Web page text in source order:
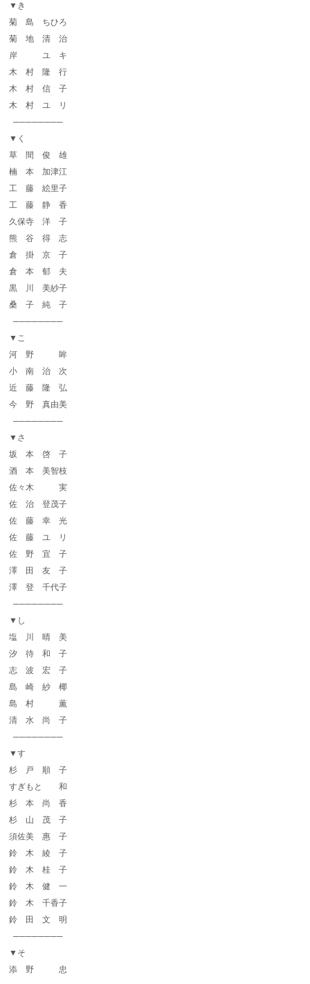
▼き
菊 島 ちひろ
菊 地 清 治
岸 ユ キ
木 村 隆 行
木 村 信 子
木 村 ユ リ
────────
▼く
草 間 俊 雄
楠 本 加津江
工 藤 絵里子
工 藤 静 香
久保寺 洋 子
熊 谷 得 志
倉 掛 京 子
倉 本 郁 夫
黒 川 美紗子
桑 子 純 子
────────
▼こ
河 野 眸
小 南 治 次
近 藤 隆 弘
今 野 真由美
────────
▼さ
坂 本 啓 子
酒 本 美智枝
佐々木 実
佐 治 登茂子
佐 藤 幸 光
佐 藤 ユ リ
佐 野 宜 子
澤 田 友 子
澤 登 千代子
────────
▼し
塩 川 晴 美
汐 待 和 子
志 波 宏 子
島 崎 紗 椰
島 村 薫
清 水 尚 子
────────
▼す
杉 戸 順 子
すぎもと 和
杉 本 尚 香
杉 山 茂 子
須佐美 惠 子
鈴 木 綾 子
鈴 木 桂 子
鈴 木 健 一
鈴 木 千香子
鈴 田 文 明
────────
▼そ
添 野 忠